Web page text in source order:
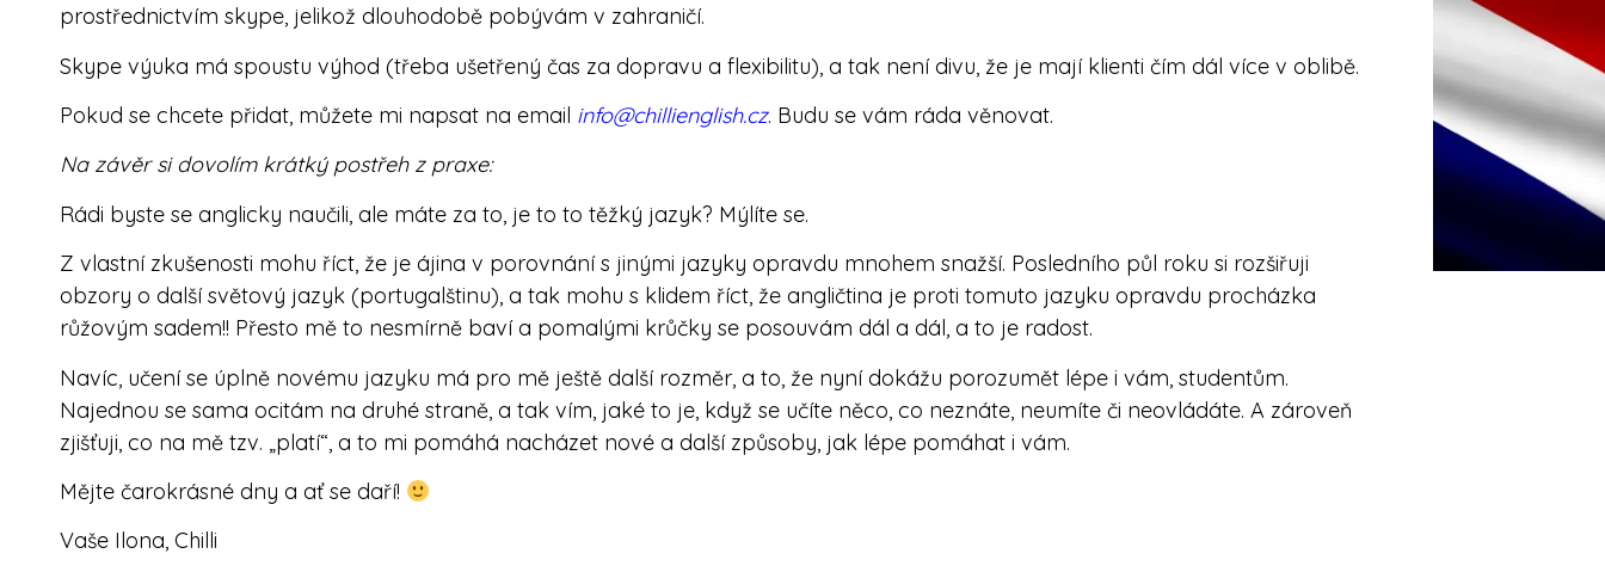
prostřednictvím skype, jelikož dlouhodobě pobývám v zahraničí.
Skype výuka má spoustu výhod (třeba ušetřený čas za dopravu a flexibilitu), a tak není divu, že je mají klienti čím dál více v oblibě.
Pokud se chcete přidat, můžete mi napsat na email info@chillienglish.cz. Budu se vám ráda věnovat.
Na závěr si dovolím krátký postřeh z praxe:
Rádi byste se anglicky naučili, ale máte za to, je to to těžký jazyk? Mýlíte se.
Z vlastní zkušenosti mohu říct, že je ájina v porovnání s jinými jazyky opravdu mnohem snažší. Posledního půl roku si rozšiřuji
obzory o další světový jazyk (portugalštinu), a tak mohu s klidem říct, že angličtina je proti tomuto jazyku opravdu procházka
růžovým sadem!! Přesto mě to nesmírně baví a pomalými krůčky se posouvám dál a dál, a to je radost.
Navíc, učení se úplně novému jazyku má pro mě ještě další rozměr, a to, že nyní dokážu porozumět lépe i vám, studentům.
Najednou se sama ocitám na druhé straně, a tak vím, jaké to je, když se učíte něco, co neznáte, neumíte či neovládáte. A zároveň
zjišťuji, co na mě tzv. „platí“, a to mi pomáhá nacházet nové a další způsoby, jak lépe pomáhat i vám.
Mějte čarokrásné dny a ať se daří!
Vaše Ilona, Chilli